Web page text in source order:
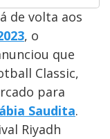
de volta aos
, o
que
Classic,
para
Saudita.
Riyadh